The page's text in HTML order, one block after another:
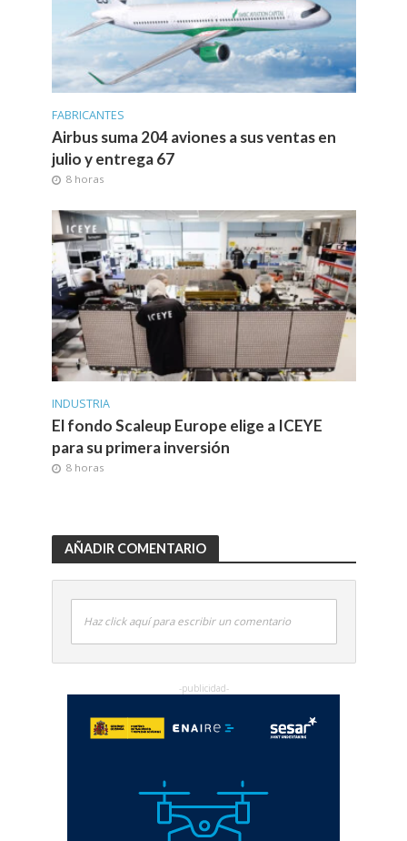
FABRICANTES
Airbus suma 204 aviones a sus ventas en
julio y entrega 67
8 horas
INDUSTRIA
El fondo Scaleup Europe elige a ICEYE
para su primera inversión
8 horas
AÑADIR COMENTARIO
Haz click aquí para escribir un comentario